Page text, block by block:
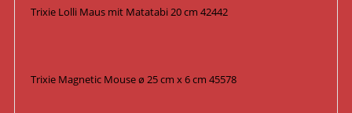
Trixie Lolli Maus mit Matatabi 20 cm 42442
Trixie Magnetic Mouse ø 25 cm x 6 cm 45578